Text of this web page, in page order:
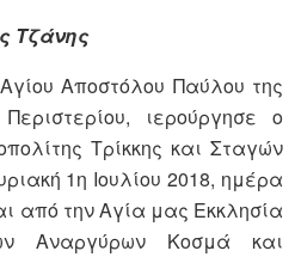
Τζάνης
Αποστόλου Παύλου της
ιερούργησε ο
Τρίκκης και Σταγών
1η Ιουλίου 2018, ημέρα
από την Αγία μας Εκκλησία
Αναργύρων Κοσμά και